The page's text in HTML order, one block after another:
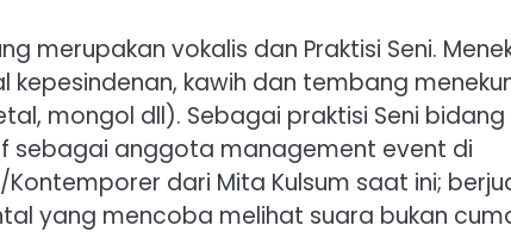
merupakan vokalis dan Praktisi Seni.
kepesindenan, kawih dan tembang
mongol dll). Sebagai praktisi Seni bidang
sebagai anggota management event di
dari Mita Kulsum saat ini;
yang mencoba melihat suara bukan